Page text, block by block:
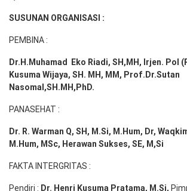
SUSUNAN ORGANISASI :
PEMBINA :
Dr.H.Muhamad Eko Riadi, SH,MH , Irjen. Pol
Kusuma Wijaya, SH. MH, MM, Prof. Dr.Sutan
Nasomal,SH.MH,PhD.
PANASEHAT :
Dr. R. Warman Q, SH, M.Si, M.Hum, Dr,
M.Hum, MSc, Herawan Sukses, SE, M,Si
FAKTA INTERGRITAS :
Pendiri : Dr. Henri Kusuma Pratama, M.Si,